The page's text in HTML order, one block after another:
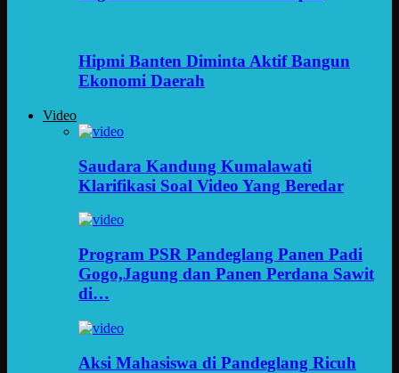
Hipmi Banten Diminta Aktif Bangun
Ekonomi Daerah
Video
Saudara Kandung Kumalawati
Klarifikasi Soal Video Yang Beredar
Program PSR Pandeglang Panen Padi
Gogo,Jagung dan Panen Perdana Sawit
di…
Aksi Mahasiswa di Pandeglang Ricuh